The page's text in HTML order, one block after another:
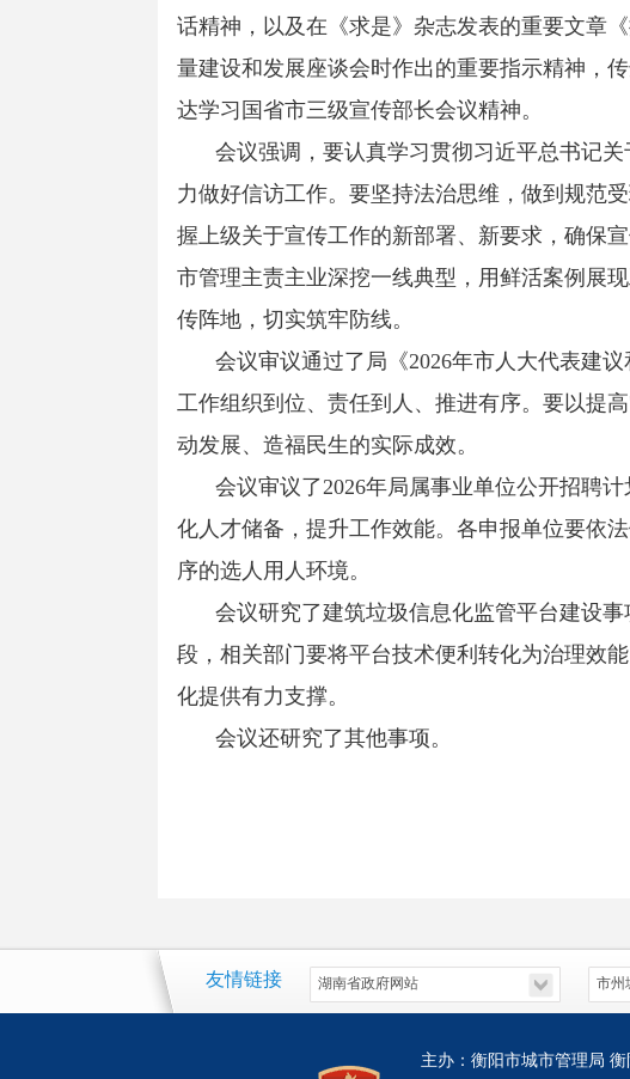
话精神，以及在《求是》杂志发表的重要文章
量建设和发展座谈会时作出的重要指示精神，
达学习国省市三级宣传部长会议精神。
会议强调，要认真学习贯彻习近平总书记
力做好信访工作。要坚持法治思维，做到规范
握上级关于宣传工作的新部署、新要求，确保
市管理主责主业深挖一线典型，用鲜活案例展
传阵地，切实筑牢防线。
会议审议通过了局《2026年市人大代表建
工作组织到位、责任到人、推进有序。要以提
动发展、造福民生的实际成效。
会议审议了2026年局属事业单位公开招聘
化人才储备，提升工作效能。各申报单位要依
序的选人用人环境。
会议研究了建筑垃圾信息化监管平台建设
段，相关部门要将平台技术便利转化为治理效
化提供有力支撑。
会议还研究了其他事项。
友情链接
主办：衡阳市城市管理局